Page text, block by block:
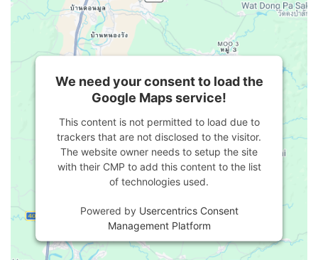
We need your consent to load the
Google Maps service!
This content is not permitted to load due to
trackers that are not disclosed to the visitor.
The website owner needs to setup the site
with their CMP to add this content to the list
of technologies used.
Powered by Usercentrics Consent
Management Platform